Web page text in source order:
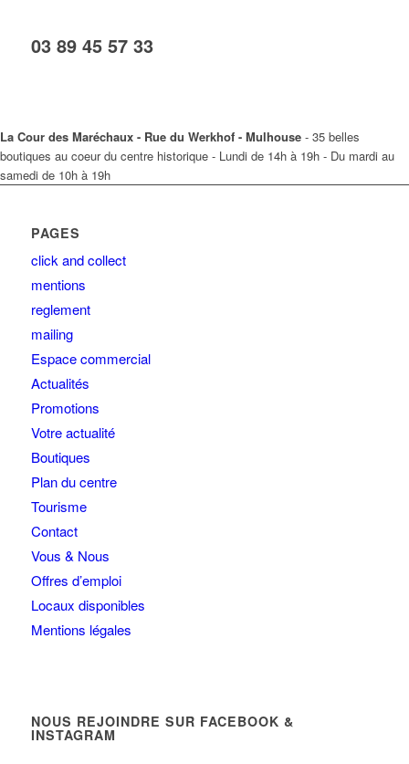
03 89 45 57 33
La Cour des Maréchaux - Rue du Werkhof - Mulhouse - 35 belles
boutiques au coeur du centre historique - Lundi de 14h à 19h - Du mardi au
samedi de 10h à 19h
PAGES
click and collect
mentions
reglement
mailing
Espace commercial
Actualités
Promotions
Votre actualité
Boutiques
Plan du centre
Tourisme
Contact
Vous & Nous
Offres d’emploi
Locaux disponibles
Mentions légales
NOUS REJOINDRE SUR FACEBOOK &
INSTAGRAM